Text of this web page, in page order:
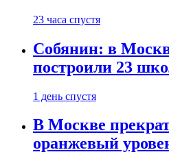
23 часа спустя
Собянин: в
построили 23
1 день спустя
В Москве
оранжевый